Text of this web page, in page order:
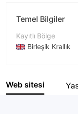
Temel Bilgiler
Kayıtlı Bölge
Birleşik Krallık
Şirket Adı
Web sitesi